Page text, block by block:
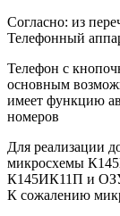
Согласно: из
Телефонный
Телефон с
основным
имеет функцию
номеров
Для реализации
микросхемы
К145ИК11П и
К сожалению